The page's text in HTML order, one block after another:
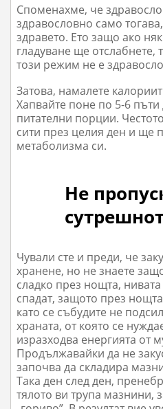
Споменахме, че
здравословно само
здравето. Ето защо ако
гладуване ще отслабнете,
този режим не е
Затова, намалете
Хапвайте поне по 5-6
питателни порции.
сити през целия ден и ще
метаболизма си.
Не
Чували сте и преди, че
хранене, но не знаете
сладко през нощта,
спадат, защото през
като се събудите не
храната, от която се
изразходва енергията от
Продължавайки да не
започва да складира
Така ден след ден,
тялото ви трупа мазнини,